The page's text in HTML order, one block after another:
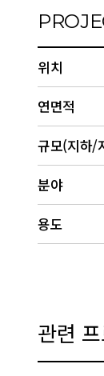
위치
연면적
규모(지하/
분야
용도
관련